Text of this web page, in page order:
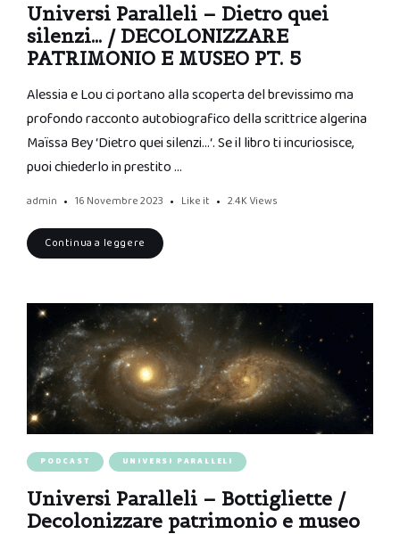
Universi Paralleli – Dietro quei
silenzi… / DECOLONIZZARE
PATRIMONIO E MUSEO PT. 5
Alessia e Lou ci portano alla scoperta del brevissimo ma
profondo racconto autobiografico della scrittrice algerina
Maïssa Bey ‘Dietro quei silenzi…‘. Se il libro ti incuriosisce,
puoi chiederlo in prestito …
admin 16 Novembre 2023 Like it 2.4K Views
Continua a leggere
PODCAST UNIVERSI PARALLELI
Universi Paralleli – Bottigliette /
Decolonizzare patrimonio e museo